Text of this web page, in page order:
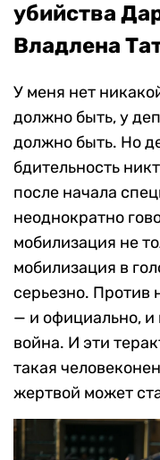
убийства
Владлена
У меня нет
должно быть, у
должно быть. Но
бдительность
после начала
неоднократно
мобилизация не
мобилизация в
серьезно. Против
— и официально,
война. И эти
такая
жертвой может